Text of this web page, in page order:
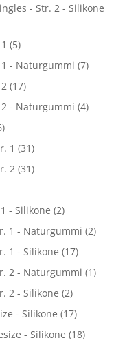
- Str. 2 - Silikone
(5)
1 - Naturgummi (7)
(17)
2 - Naturgummi (4)
1 (31)
2 (31)
- Silikone (2)
1 - Naturgummi (2)
1 - Silikone (17)
2 - Naturgummi (1)
2 - Silikone (2)
- Silikone (17)
- Silikone (18)